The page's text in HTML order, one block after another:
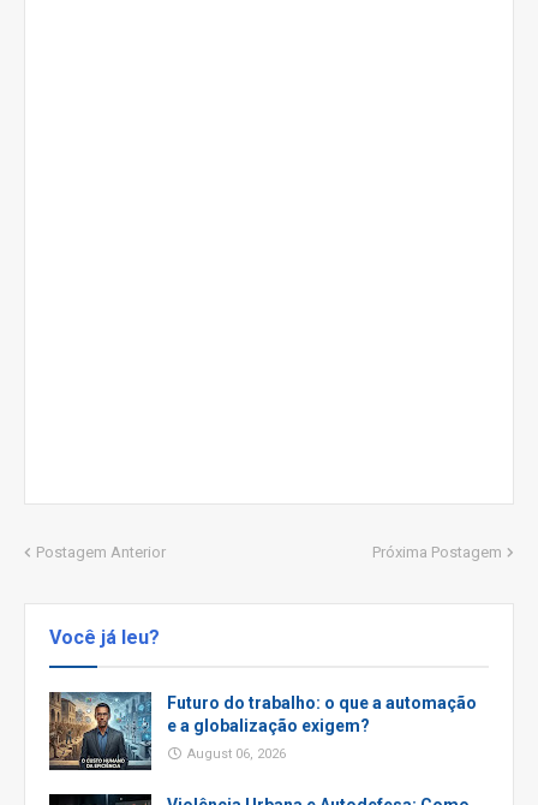
Postagem Anterior Próxima Postagem
Você já leu?
Futuro do trabalho: o que a automação
e a globalização exigem?
August 06, 2026